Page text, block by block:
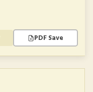
PDF Save